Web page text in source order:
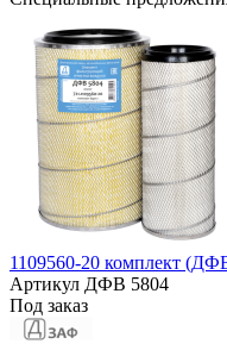
1109560-20 комплект
Артикул ДФВ 5804
Под заказ